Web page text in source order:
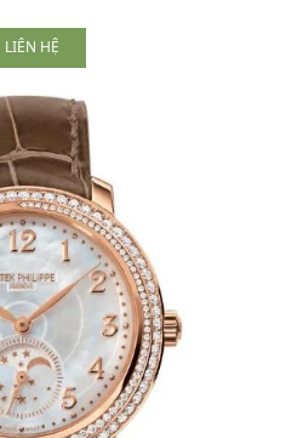
LIÊN HỆ